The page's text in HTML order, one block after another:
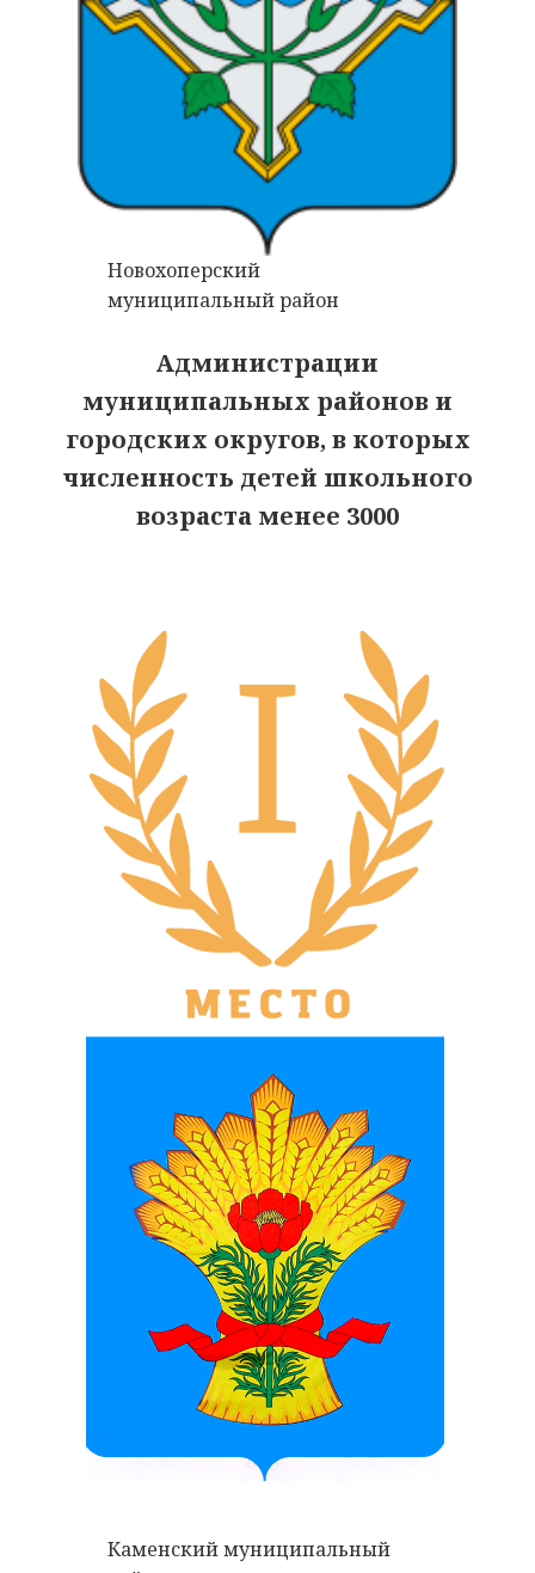
Новохоперский
муниципальный район
Администрации
муниципальных районов и
городских округов, в которых
численность детей школьного
возраста менее 3000
Каменский муниципальный